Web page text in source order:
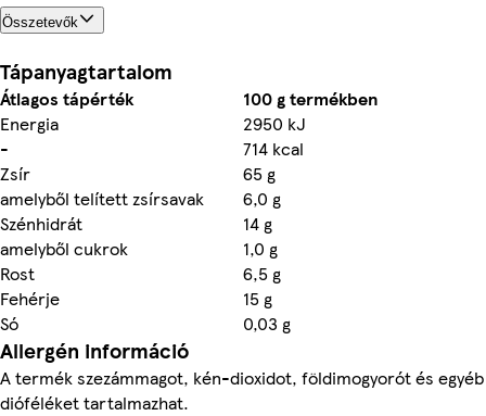
Összetevők
Tápanyagtartalom
Átlagos tápérték
100 g termékben
Energia
2950 kJ
-
714 kcal
Zsír
65 g
amelyből telített zsírsavak
6,0 g
Szénhidrát
14 g
amelyből cukrok
1,0 g
Rost
6,5 g
Fehérje
15 g
Só
0,03 g
Allergén információ
A termék szezámmagot, kén-dioxidot, földimogyorót és egyéb
dióféléket tartalmazhat.